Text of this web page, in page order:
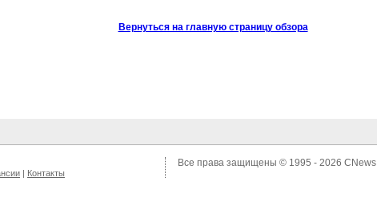
Вернуться на главную страницу обзора
| Контакты
Все права защищены © 1995 - 2026 CNews